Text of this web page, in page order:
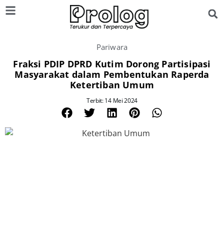
Pariwara
Fraksi PDIP DPRD Kutim Dorong Partisipasi
Masyarakat dalam Pembentukan Raperda
Ketertiban Umum
Terbit: 14 Mei 2024